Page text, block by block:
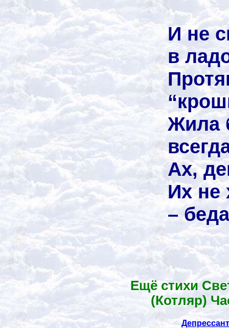
И не
в
Жила
Ах,
Их не
–
Ещё стихи
(Котляр)